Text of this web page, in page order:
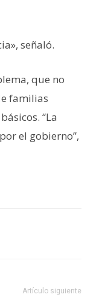
señaló.
que no
familias
“La
el gobierno”,
Artículo siguiente